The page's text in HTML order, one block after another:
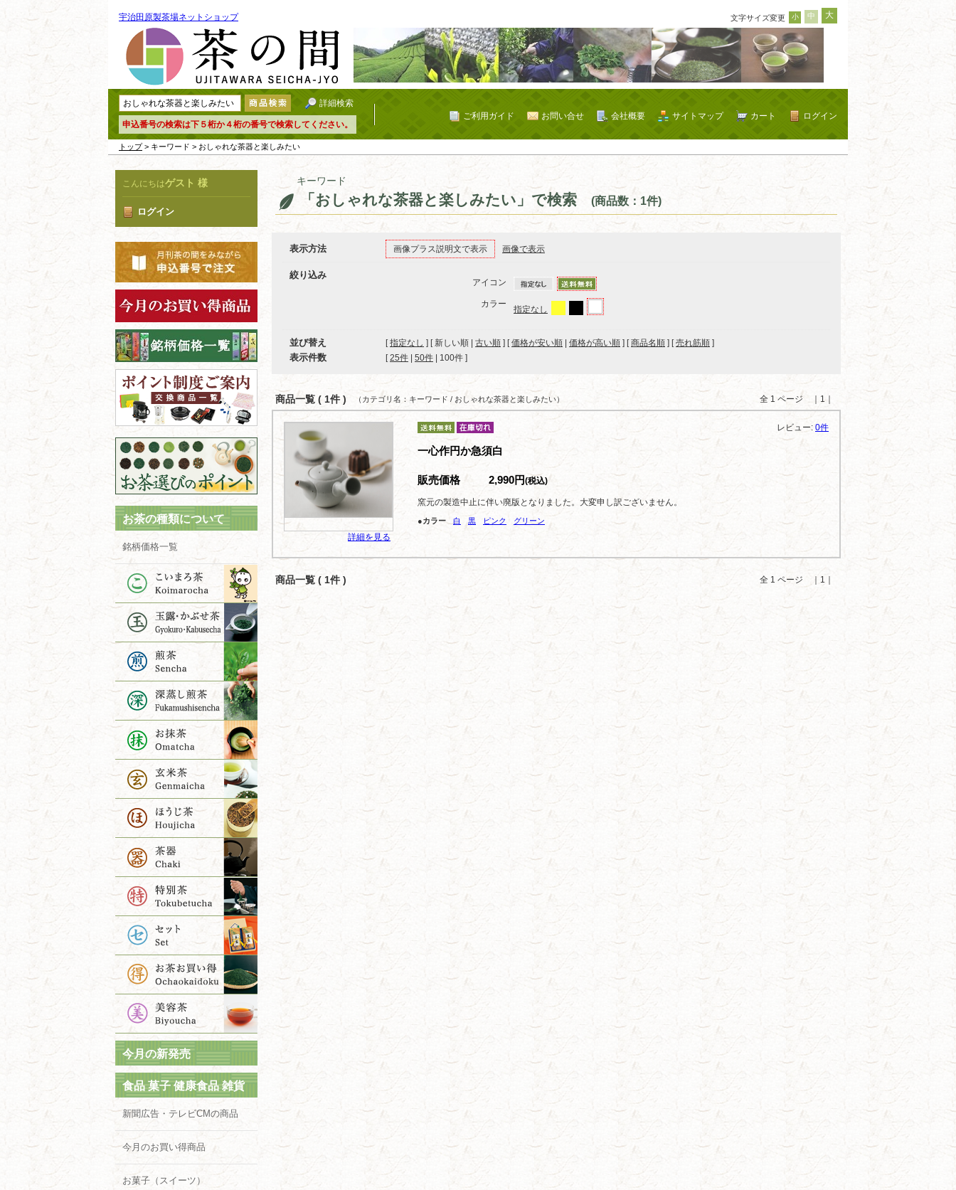
宇治田原製茶場ネットショップ 文字サイズ変更 小 中 大
詳細検索
申込番号の検索は下５桁か４桁の番号で検索してください。
ログイン
カート
サイトマップ
会社概要
お問い合せ
ご利用ガイド
トップ> キーワード > おしゃれな茶器と楽しみたい
こんにちはゲスト 様
ログイン
お茶の種類について
銘柄価格一覧
今月の新発売
食品 菓子 健康食品 雑貨
新聞広告・テレビCMの商品
今月のお買い得商品
お菓子（スイーツ）
キーワード
「おしゃれな茶器と楽しみたい」で検索 (商品数：1件)
表示方法 画像プラス説明文で表示 画像で表示
絞り込み
アイコン
カラー
指定なし
並び替え [指定なし ] [ 新しい順 | 古い順 ] [価格が安い順 価格が高い順 ] [商品名順 ] [売れ筋順 ]
表示件数 [ 25件 50件 100件 ]
商品一覧 ( 1件 ) 全 1 ページ ｜1｜
（カテゴリ名：キーワード / おしゃれな茶器と楽しみたい）
詳細を見る
レビュー: 0件
一心作円か急須白
販売価格 2,990円(税込)
窯元の製造中止に伴い廃版となりました。大変申し訳ございません。
●カラー 白 黒 ピンク グリーン
商品一覧 ( 1件 ) 全 1 ページ ｜1｜